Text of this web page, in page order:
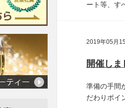
ート等、す
2019年05月
準備の手間
だわりポイ